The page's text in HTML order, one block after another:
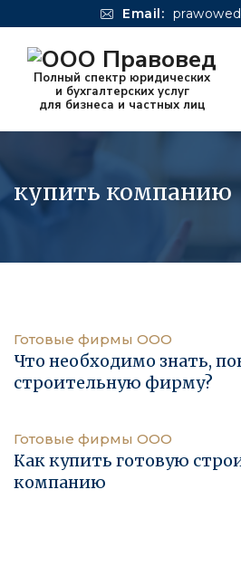
Email:
купить компанию
Готовые фирмы ООО
Что необходимо знать,
строительную фирму?
Готовые фирмы ООО
Как купить готовую
компанию